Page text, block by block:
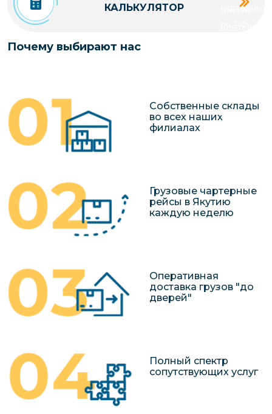
чартерных
Якутия
в Якутию
КАЛЬКУЛЯТОР
Почему выбирают нас
Собственные склады
во всех наших
филиалах
Грузовые чартерные
рейсы в Якутию
каждую неделю
Оперативная
доставка грузов "до
дверей"
Полный спектр
сопутствующих услуг